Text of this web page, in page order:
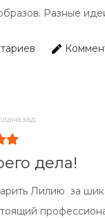
Разные
дела!
Лилию за